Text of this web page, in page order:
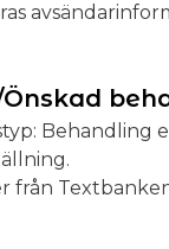
Behandling
från